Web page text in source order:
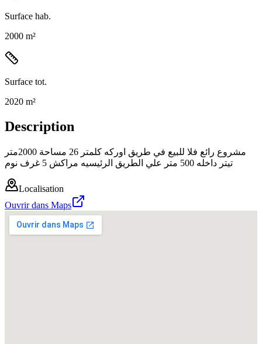
Surface hab.
2000 m²
Surface tot.
2020 m²
Description
مشروع رائع فلا للبيع في طريق اوركه كلمتر 26 مساحة 2000متر
تيتر داخله 500 متر علي الطريق الرئيسيه مراكش 5 غرف نوم
Localisation
Ouvrir dans Maps